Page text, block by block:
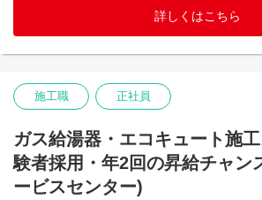
安心して働ける職場環境作りを目指していま
経験を積んだ後は、後輩指導や品質管理など
にステップアップすることも可能です。
さらに、工事にかかる各種事務手続きは、
行い、現場の情報は、コールセンター、そし
詳細な情報が提供されますので、施工職社員
環境です。
詳しくはこちら
施工職 正社員
ガス給湯器・エコキュート施
験者採用・年2回の昇給チャン
ービスセンター)